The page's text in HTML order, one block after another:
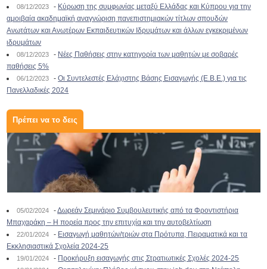
08/12/2023 - Κύρωση της συμφωνίας μεταξύ Ελλάδας και Κύπρου για την
αμοιβαία ακαδημαϊκή αναγνώριση πανεπιστημιακών τίτλων σπουδών
Ανωτάτων και Ανωτέρων Εκπαιδευτικών Ιδρυμάτων και άλλων εγκεκριμένων
ιδρυμάτων
08/12/2023 - Νέες Παθήσεις στην κατηγορία των μαθητών με σοβαρές
παθήσεις 5%
06/12/2023 -Οι Συντελεστές Ελάχιστης Βάσης Εισαγωγής (Ε.Β.Ε.) για τις
Πανελλαδικές 2024
Πρέπει να το δεις
05/02/2024 -Δωρεάν Σεμινάριο Συμβουλευτικής από τα Φροντιστήρια
Μπαχαράκη – Η πορεία προς την επιτυχία και την αυτοβελτίωση
22/01/2024 - Εισαγωγή μαθητών/τριών στα Πρότυπα, Πειραματικά και τα
Εκκλησιαστικά Σχολεία 2024-25
19/01/2024 - Προκήρυξη εισαγωγής στις Στρατιωτικές Σχολές 2024-25